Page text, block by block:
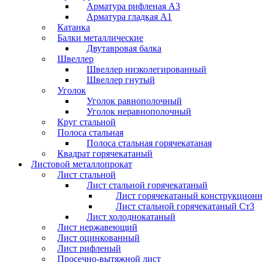
Арматура рифленая А3
Арматура гладкая А1
Катанка
Балки металлические
Двутавровая балка
Швеллер
Швеллер низколегированный
Швеллер гнутый
Уголок
Уголок равнополочный
Уголок неравнополочный
Круг стальной
Полоса стальная
Полоса стальная горячекатаная
Квадрат горячекатаный
Листовой металлопрокат
Лист стальной
Лист стальной горячекатаный
Лист горячекатаный
Лист стальной горячекатаный Ст3
Лист холоднокатаный
Лист нержавеющий
Лист оцинкованный
Лист рифленый
Просечно-вытяжной лист